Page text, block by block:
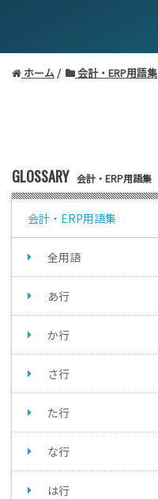
ホーム 会計・ERP用語集
GLOSSARY 会計・ERP用語集
会計・ERP用語集
全用語
あ行
か行
さ行
た行
な行
は行